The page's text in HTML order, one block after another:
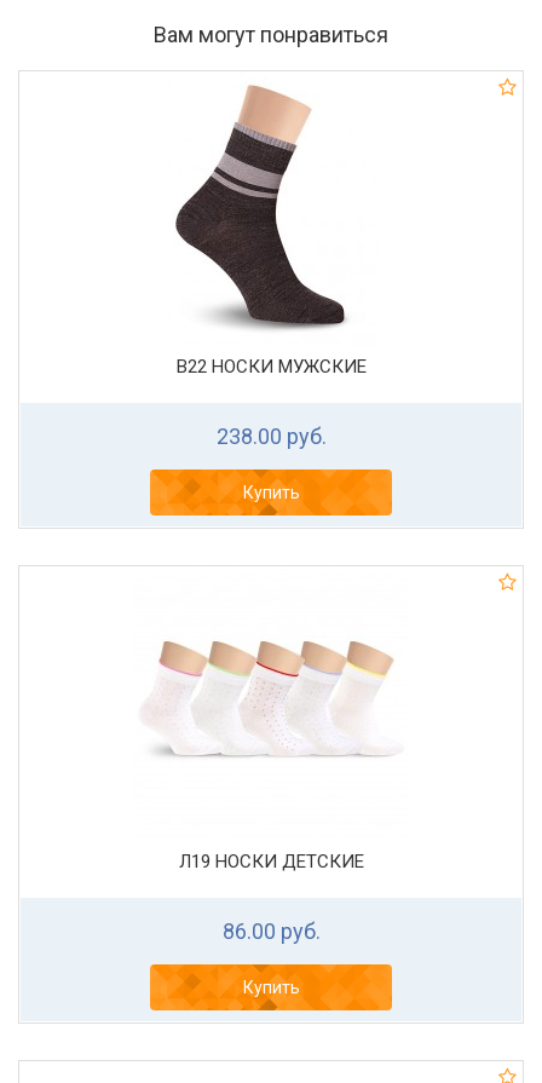
Вам могут понравиться
В22 НОСКИ МУЖСКИЕ
238.00 руб.
Купить
Л19 НОСКИ ДЕТСКИЕ
86.00 руб.
Купить